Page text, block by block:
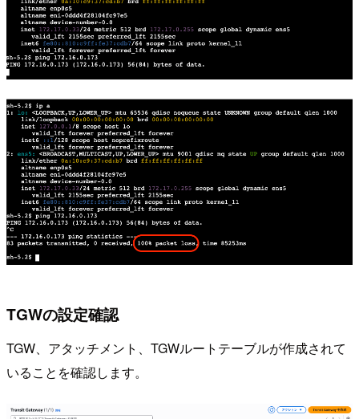
TGWの設定確認
TGW、アタッチメント、TGWルートテーブルが作成されて
いることを確認します。